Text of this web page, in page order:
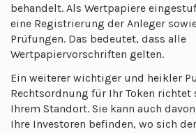
behandelt. Als Wertpapiere
eine Registrierung der Anleger
Prüfungen. Das bedeutet, dass alle
Wertpapiervorschriften gelten.
Ein weiterer wichtiger und heikler
Rechtsordnung für Ihr Token richtet
Ihrem Standort. Sie kann auch
Ihre Investoren befinden, wo sich